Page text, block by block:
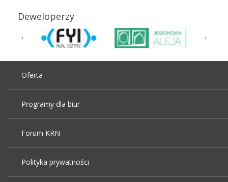
Deweloperzy
Oferta
Programy dla biur
Forum KRN
Polityka prywatności